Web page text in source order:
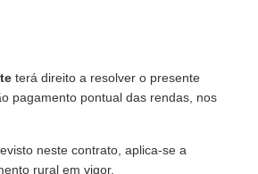
terá direito a resolver o presente
pagamento pontual das rendas, nos
neste contrato, aplica-se a
rural em vigor.